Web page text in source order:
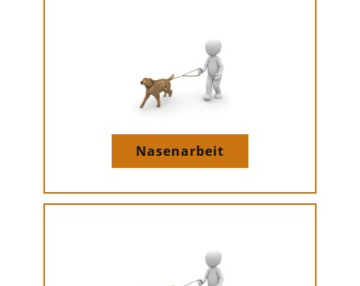
Nasenarbeit